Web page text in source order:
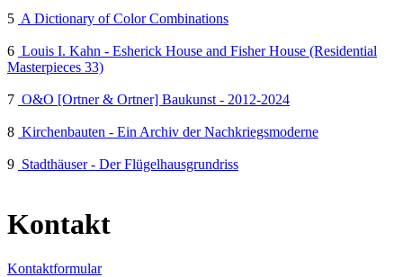
5 A Dictionary of Color Combinations
6 Louis I. Kahn - Esherick House and Fisher House (Residential
Masterpieces 33)
7 O&O [Ortner & Ortner] Baukunst - 2012-2024
8 Kirchenbauten - Ein Archiv der Nachkriegsmoderne
9 Stadthäuser - Der Flügelhausgrundriss
Kontakt
Kontaktformular